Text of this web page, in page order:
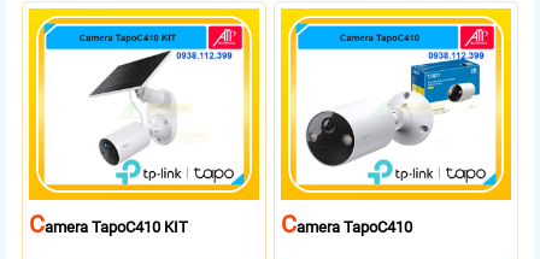
CAmera TapoC410 KIT CAmera TapoC410